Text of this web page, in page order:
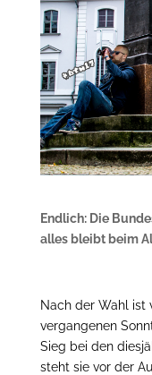
Endlich: Die
alles bleibt beim
Nach der Wahl ist
vergangenen
Sieg bei den
steht sie vor der